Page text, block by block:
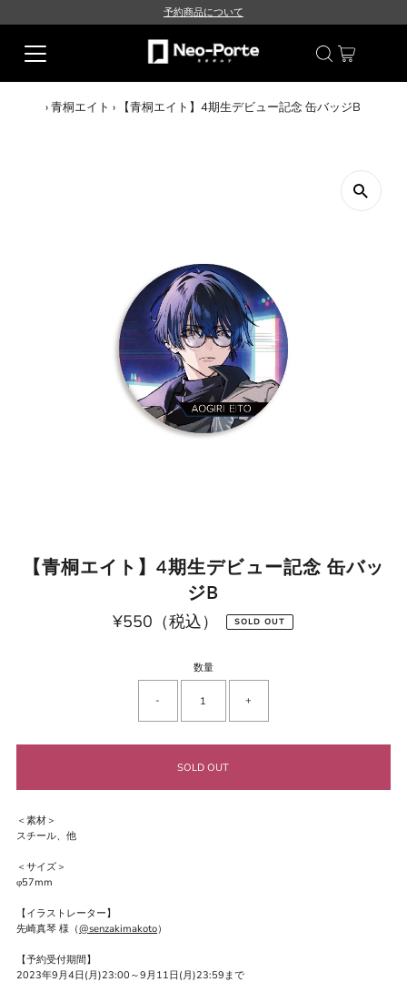
予約商品について
›青桐エイト › 【青桐エイト】4期生デビュー記念 缶バッジB
【青桐エイト】4期生デビュー記念 缶バッ
ジB
通
¥550（税込） SOLD OUT
数量
- +
＜素材＞
スチール、他
＜サイズ＞
φ57mm
【イラストレーター】
先崎真琴 様（@senzakimakoto）
【予約受付期間】
2023年9月4日(月)23:00～9月11日(月)23:59まで